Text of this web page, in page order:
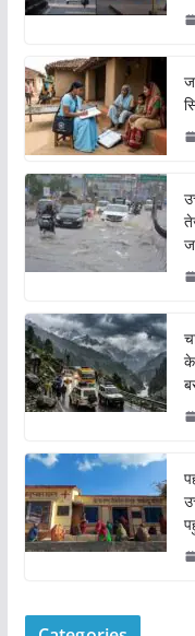
के